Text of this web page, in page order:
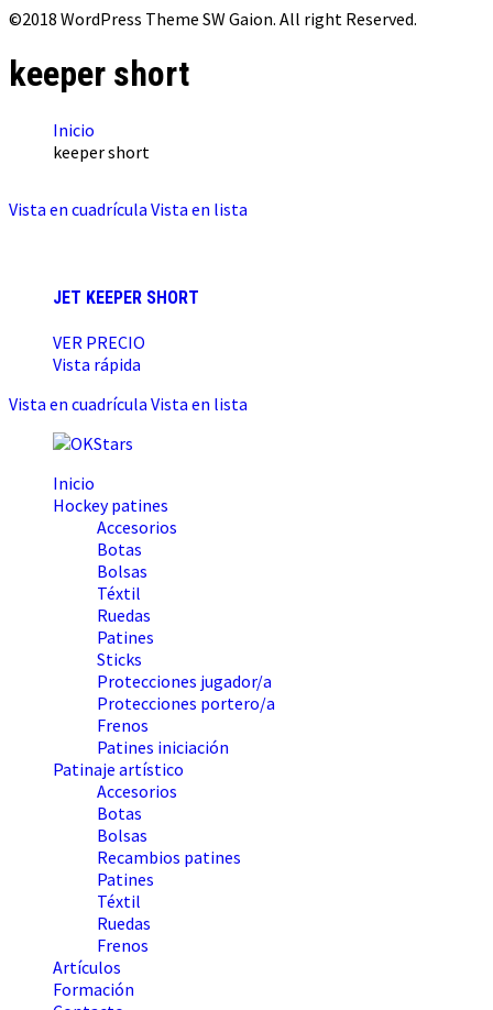
©2018 WordPress Theme SW Gaion. All right Reserved.
keeper short
Inicio
keeper short
Vista en cuadrícula Vista en lista
JET KEEPER SHORT
VER PRECIO
Vista rápida
Vista en cuadrícula Vista en lista
Inicio
Hockey patines
Accesorios
Botas
Bolsas
Téxtil
Ruedas
Patines
Sticks
Protecciones jugador/a
Protecciones portero/a
Frenos
Patines iniciación
Patinaje artístico
Accesorios
Botas
Bolsas
Recambios patines
Patines
Téxtil
Ruedas
Frenos
Artículos
Formación